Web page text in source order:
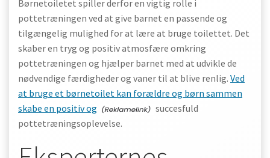
Børnetoiletet spiller derfor en vigtig rolle i
pottetræningen ved at give barnet en passende og
tilgængelig mulighed for at lære at bruge toilettet. Det
skaber en tryg og positiv atmosfære omkring
pottetræningen og hjælper barnet med at udvikle de
nødvendige færdigheder og vaner til at blive renlig. Ved
at bruge et børnetoilet kan forældre og børn sammen
skabe en positiv og
succesfuld
pottetræningsoplevelse.